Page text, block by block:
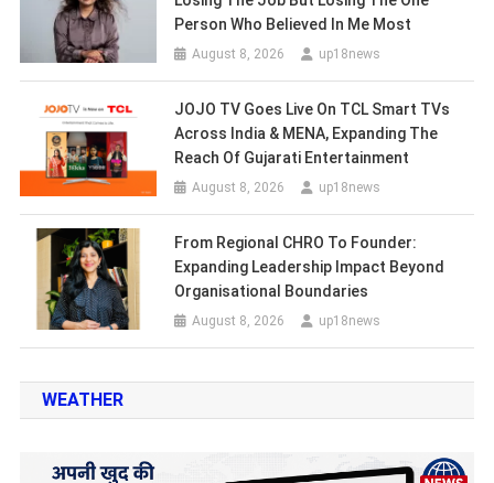
Person Who Believed In Me Most
August 8, 2026 up18news
JOJO TV Goes Live On TCL Smart TVs
Across India & MENA, Expanding The
Reach Of Gujarati Entertainment
August 8, 2026 up18news
From Regional CHRO To Founder:
Expanding Leadership Impact Beyond
Organisational Boundaries
August 8, 2026 up18news
WEATHER